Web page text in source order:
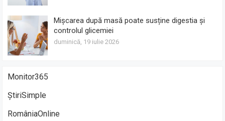
Mișcarea după masă poate susține digestia și
controlul glicemiei
duminică, 19 iulie 2026
Monitor365
ȘtiriSimple
RomâniaOnline